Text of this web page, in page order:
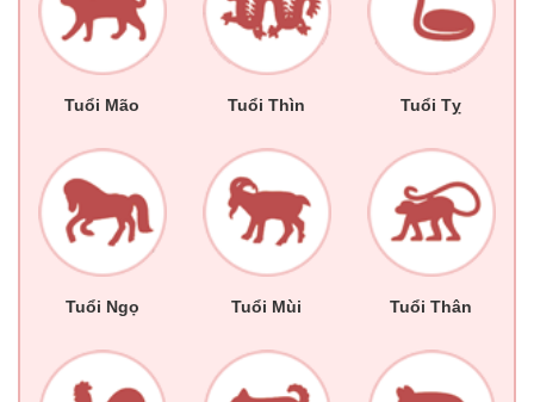
Tuổi Mão Tuổi Thìn Tuổi Tỵ
Tuổi Ngọ Tuổi Mùi Tuổi Thân